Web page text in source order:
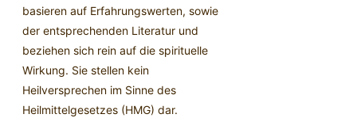
basieren auf Erfahrungswerten, sowie
der entsprechenden Literatur und
beziehen sich rein auf die spirituelle
Wirkung. Sie stellen kein
Heilversprechen im Sinne des
Heilmittelgesetzes (HMG) dar.